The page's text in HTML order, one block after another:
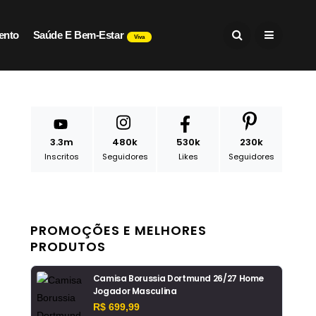
Saúde E Bem-Estar Viva
3.3m
Inscritos
480k
Seguidores
530k
Likes
230k
Seguidores
PROMOÇÕES E MELHORES
PRODUTOS
Camisa Borussia Dortmund 26/27 Home
Jogador Masculina
R$ 699,99